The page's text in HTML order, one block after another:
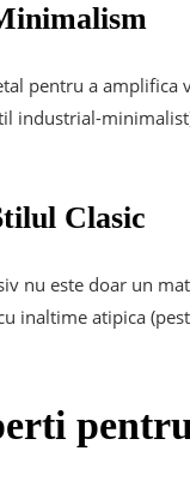
pentru a amplifica
industrial-
Clasic
nu este doar un
inaltime atipica